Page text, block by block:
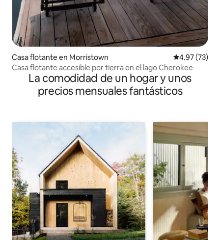
Casa flotante en Morristown Calificación
4.97 (73)
Casa flotante accesible por tierra en el lago Cherokee
La comodidad de un hogar y unos
precios mensuales fantásticos